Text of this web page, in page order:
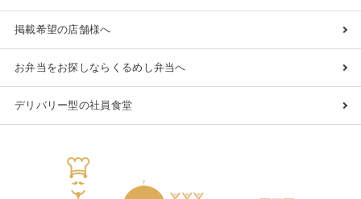
掲載希望の店舗様へ
お弁当をお探しならくるめし弁当へ
デリバリー型の社員食堂